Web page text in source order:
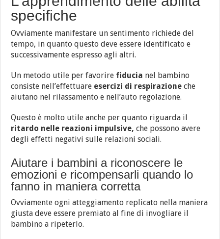
specifiche
Ovviamente manifestare un sentimento richiede del
tempo, in quanto questo deve essere identificato e
successivamente espresso agli altri.
Un metodo utile per favorire fiducia nel bambino
consiste nell’effettuare esercizi di respirazione che
aiutano nel rilassamento e nell’auto regolazione.
Questo è molto utile anche per quanto riguarda il
ritardo nelle reazioni impulsive,che possono avere
degli effetti negativi sulle relazioni sociali.
Aiutare i bambini a riconoscere le
emozioni e ricompensarli quando lo
fanno in maniera corretta
Ovviamente ogni atteggiamento replicato nella maniera
giusta deve essere premiato al fine di invogliare il
bambino a ripeterlo.